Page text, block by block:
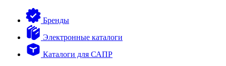
Бренды
Электронные каталоги
Каталоги для САПР